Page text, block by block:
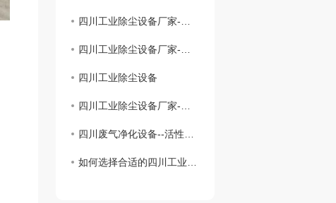
四川工业除尘设备厂家-打造环保产业的重要后盾
四川工业除尘设备厂家-为建设绿色工业贡献力量
四川工业除尘设备
四川工业除尘设备厂家-保障环境治理的核心力量
四川废气净化设备--活性炭吸附装置的维护注意事项
如何选择合适的四川工业除尘设备